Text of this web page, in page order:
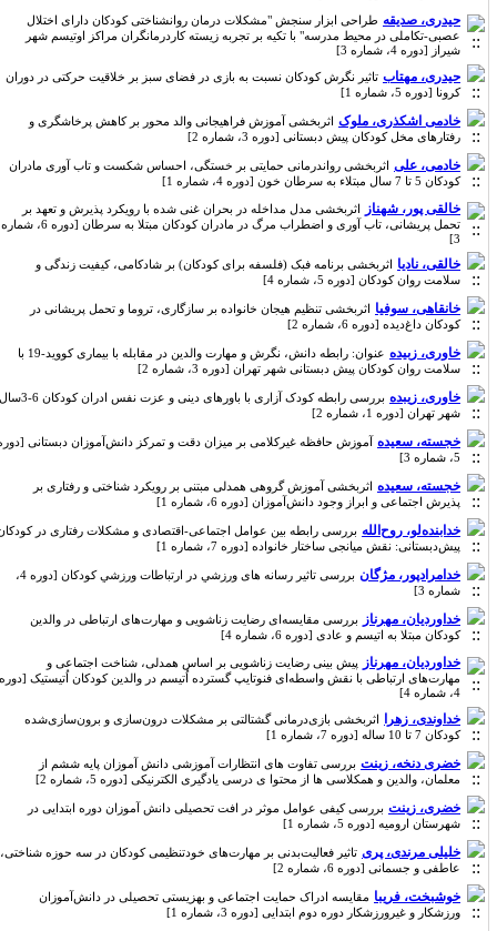
حیدری، صدیقه طراحی ابزار سنجش "مشکلات درمان روانشناختی کودکان دارای اختلال
عصبی-تکاملی در محیط مدرسه" با تکیه بر تجربه زیسته کاردرمانگران مراکز اوتیسم شهر
شیراز [دوره 4، شماره 3]
حیدری، مهتاب تاثیر نگرش کودکان نسبت به بازی در فضای سبز بر خلاقیت حرکتی در دوران
کرونا [دوره 5، شماره 1]
خادمی اشکذری، ملوک اثربخشی آموزش فراهیجانی والد محور بر کاهش پرخاشگری و
رفتارهای مخل کودکان پیش دبستانی [دوره 3، شماره 2]
خادمی، علی اثربخشی رواندرمانی حمایتی بر خستگی، احساس شکست و تاب آوری مادران
کودکان 5 تا 7 سال مبتلاء به سرطان خون [دوره 4، شماره 1]
خالقی پور، شهناز اثربخشی مدل مداخله در بحران غنی شده با رویکرد پذیرش و تعهد بر
تحمل پریشانی، تاب آوری و اضطراب مرگ در مادران کودکان مبتلا به سرطان [دوره 6، شماره
3]
خالقی، نادیا اثربخشی برنامه فبک (فلسفه برای کودکان) بر شادکامی، کیفیت زندگی و
سلامت روان کودکان [دوره 5، شماره 4]
خانقاهی، سوفیا اثربخشی تنظیم هیجان خانواده بر سازگاری، تروما و تحمل پریشانی در
کودکان داغ‌دیده [دوره 6، شماره 2]
خاوری، زبیده
عنوان: رابطه دانش، نگرش و مهارت والدین در مقابله با بیماری کووید-19 با
سلامت روان کودکان پیش دبستانی شهر تهران [دوره 3، شماره 2]
خاوری، زیبده
بررسی رابطه کودک آزاری با باورهای دینی و عزت نفس ادران کودکان 6-3سال
شهر تهران [دوره 1، شماره 2]
خجسته، سعیده آموزش حافظه غیرکلامی بر میزان دقت و تمرکز دانش‌آموزان دبستانی [دوره
5، شماره 3]
خجسته، سعیده اثربخشی آموزش گروهی همدلی مبتنی بر رویکرد شناختی و رفتاری بر
پذیرش اجتماعی و ابراز وجود دانش‌آموزان [دوره 6، شماره 1]
خدابنده‌لو، روح‌الله بررسی رابطه بین عوامل اجتماعی-اقتصادی و مشکلات رفتاری در کودکان
پیش‌دبستانی: نقش میانجی ساختار خانواده [دوره 7، شماره 1]
خدامرادپور، مژگان
بررسی تاثیر رسانه های ورزﺷﻲ در ارتباطات ورزﺷﻲ ﻛﻮدﻛﺎن [دوره 4،
شماره 3]
خداوردیان، مهرناز بررسی مقایسه‌ای رضایت زناشویی و مهارت‌های ارتباطی در والدین
کودکان مبتلا به اتیسم و عادی [دوره 6، شماره 4]
خداوردیان، مهرناز پیش بینی رضایت زناشویی بر اساس همدلی، شناخت اجتماعی و
مهارت‌های ارتباطی با نقش واسطه‌ای فنوتایپ گسترده اُتیسم در والدین کودکان اُتیستیک [دوره
4، شماره 4]
خداوندی، زهرا اثربخشی بازی‌درمانی گشتالتی بر مشکلات درون‌سازی و برون‌سازی‌شده
کودکان 7 تا 10 ساله [دوره 7، شماره 1]
خضری دنخه، زینت بررسی تفاوت های انتظارات آموزشی دانش آموزان پایه ششم از
معلمان، والدین و همکلاسی ها از محتوا ی درسی یادگیری الکترنیکی [دوره 5، شماره 2]
خضری، زینت بررسی کیفی عوامل موثر در افت تحصیلی دانش آموزان دوره ابتدایی در
شهرستان ارومیه [دوره 5، شماره 1]
خلیلی مرندی، پری تاثیر فعالیت‌بدنی بر مهارت‌های خودتنظیمی کودکان در سه حوزه شناختی،
عاطفی و جسمانی [دوره 6، شماره 2]
خوشبخت، فریبا مقایسه ادراک حمایت اجتماعی و بهزیستی تحصیلی در دانش‌آموزان
ورزشکار و غیر‌ورزشکار دوره دوم ابتدایی [دوره 3، شماره 1]